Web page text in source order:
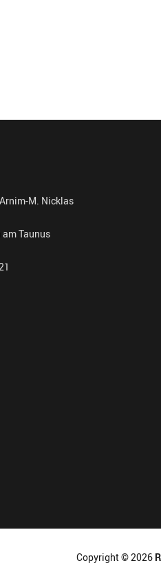
M. Nicklas
Taunus
Copyright © 2026